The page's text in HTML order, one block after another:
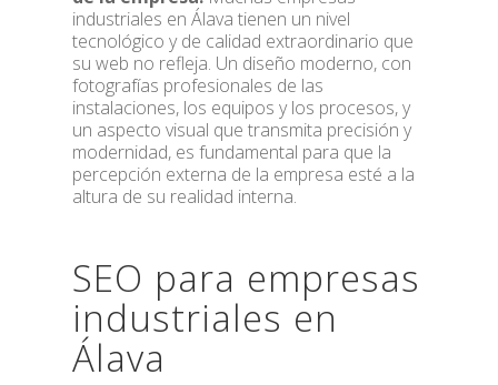
industriales en Álava tienen un nivel
tecnológico y de calidad extraordinario que
su web no refleja. Un diseño moderno, con
fotografías profesionales de las
instalaciones, los equipos y los procesos, y
un aspecto visual que transmita precisión y
modernidad, es fundamental para que la
percepción externa de la empresa esté a la
altura de su realidad interna.
SEO para empresas
industriales en
Álava